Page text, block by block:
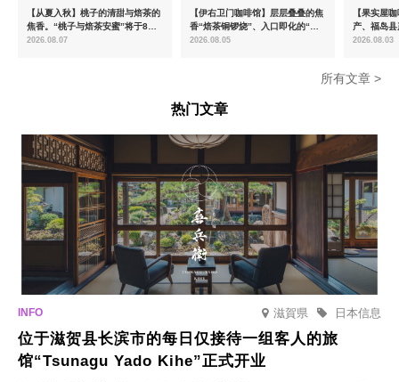
【从夏入秋】桃子的清甜与焙茶的
焦香。“桃子与焙茶安蜜”将于8月
中旬起限时发售
2026.08.07
【伊右卫门咖啡馆】层层叠叠的焦
香“焙茶铜锣烧”、入口即化的“宇
治抹茶提拉米苏”全新登场
2026.08.05
【果实屋
产、福岛
2026.08.03
所有文章 >
热门文章
滋賀県 日本信息
位于滋贺县长滨市的每日仅接待一组客人的旅
馆“Tsunagu Yado Kihe”正式开业